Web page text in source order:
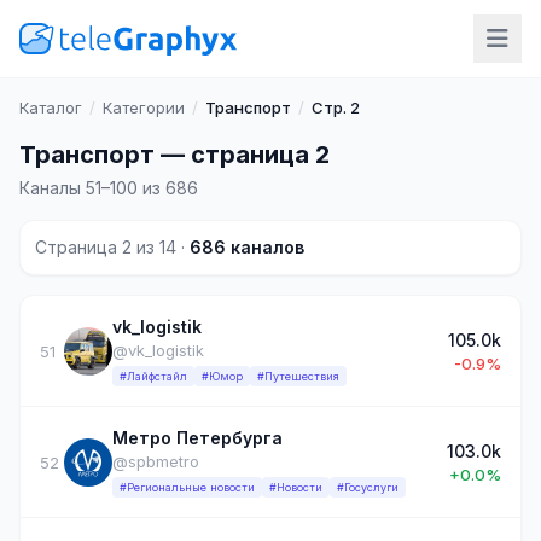
Каталог / Категории / Транспорт / Стр. 2
Транспорт — страница 2
Каналы 51–100 из 686
Страница 2 из 14 · 686 каналов
51
vk_logistik
@vk_logistik
#Лайфстайл #Юмор #Путешествия
105.0k
-0.9%
52
Метро Петербурга
@spbmetro
#Региональные новости #Новости #Госуслуги
103.0k
+0.0%